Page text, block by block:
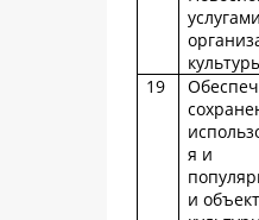
услугами
19
я и
и